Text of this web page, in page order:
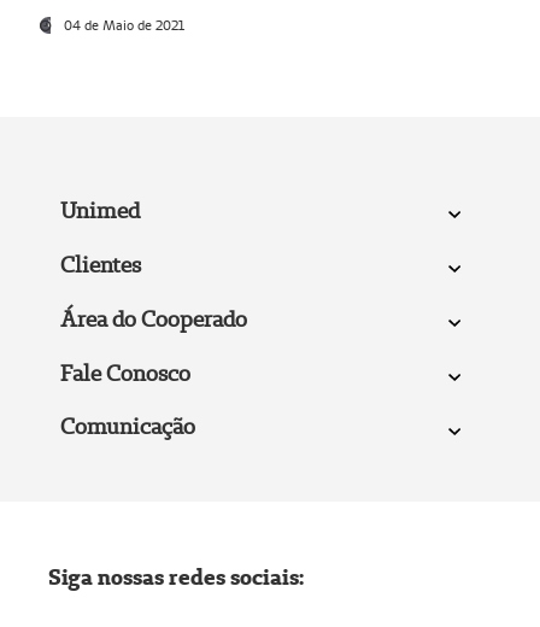
04 de Maio de 2021
Unimed
Clientes
Área do Cooperado
Fale Conosco
Comunicação
Siga nossas redes sociais: